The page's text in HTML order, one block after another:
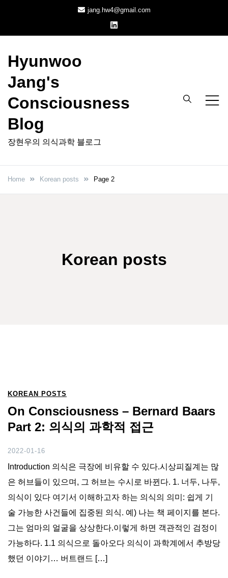
content
jang.hw4@gmail.com
Hyunwoo
Jang's
Consciousness
Blog
장현우의 의식과학 블로그
Home Korean posts Page 2
Korean posts
KOREAN POSTS
On Consciousness – Bernard Baars
Part 2: 의식의 과학적 접근
2022-01-16
Introduction 의식은 극장에 비유할 수 있다.시상피질계는 많
은 허브들이 있으며, 그 허브는 수시로 바뀐다. 1. 너두, 나두,
의식이 있다 여기서 이해하고자 하는 의식의 의미: 쉽게 기
술 가능한 사건들에 집중된 의식. 예) 나는 책 페이지를 본다.
그는 엄마의 얼굴을 상상한다.이렇게 하면 객관적인 검정이
가능하다. 1.1 의식으로 돌아오다 의식이 과학계에서 추방당
했던 이야기… 버트랜드 […]